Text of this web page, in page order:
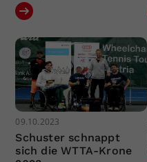
09.10.2023
Schuster schnappt
sich die WTTA-Krone